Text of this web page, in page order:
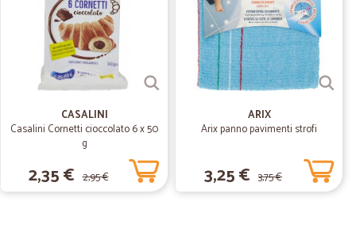
03/03/2020
CASALINI
Casalini Cornetti cioccolato 6 x 50
g
2,35 € 2,95 €
ARIX
Arix panno pavimenti strofi
3,25 € 3,75 €